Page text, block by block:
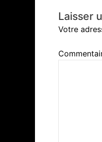
Laisser
Votre